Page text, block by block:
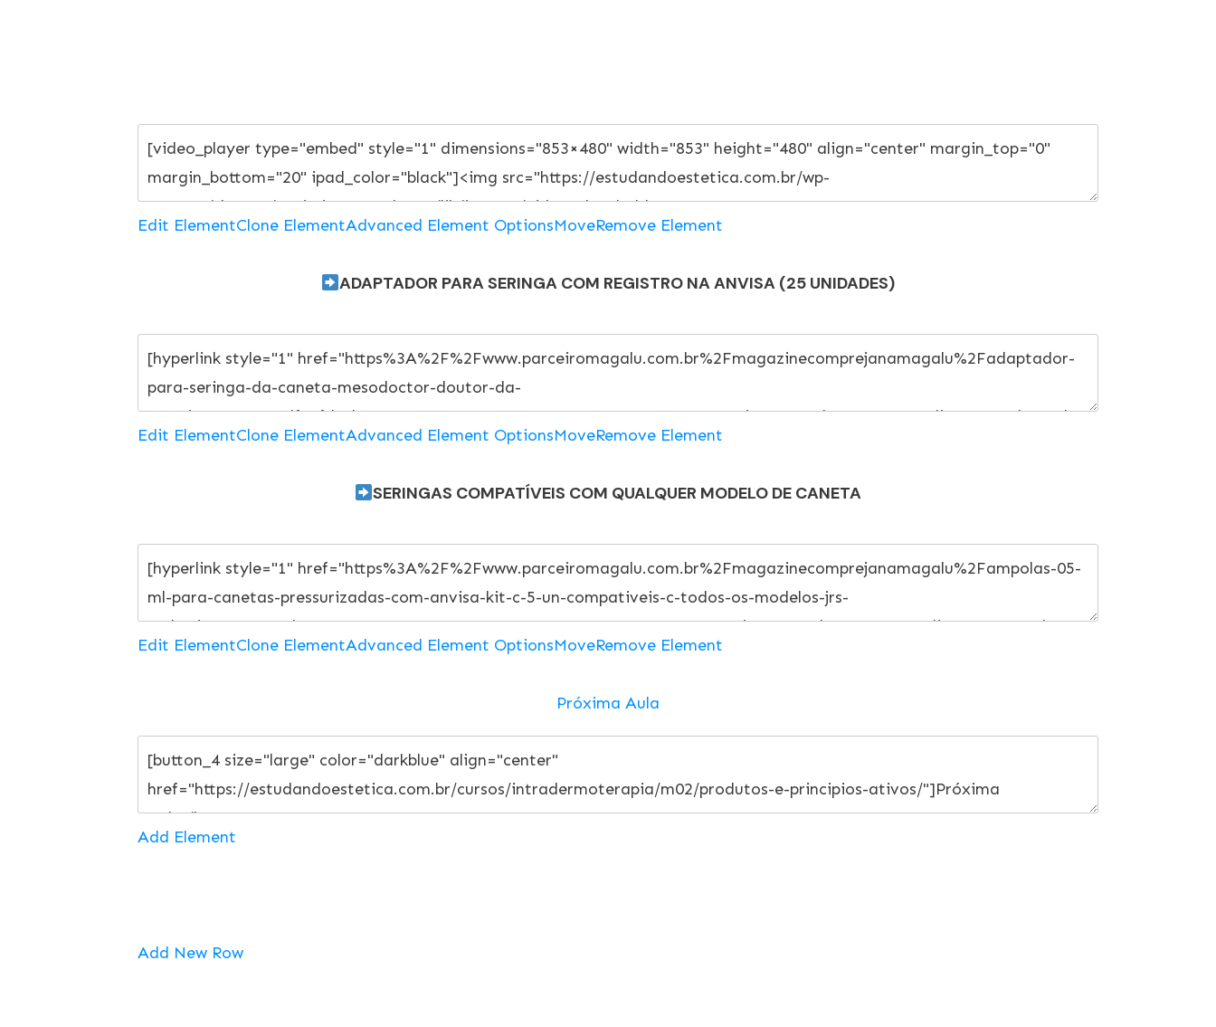
Edit ElementClone ElementAdvanced Element OptionsMoveRemove Element
ADAPTADOR PARA SERINGA COM REGISTRO NA ANVISA (25 UNIDADES)
Edit ElementClone ElementAdvanced Element OptionsMoveRemove Element
SERINGAS COMPATÍVEIS COM QUALQUER MODELO DE CANETA
Edit ElementClone ElementAdvanced Element OptionsMoveRemove Element
Próxima Aula
Add Element
Add New Row